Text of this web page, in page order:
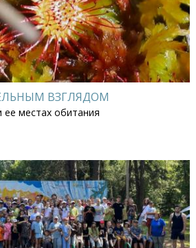
ВЗГЛЯДОМ
ее местах обитания